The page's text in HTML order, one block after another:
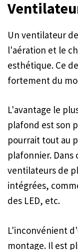
Un ventilateur
l'aération et le
esthétique. Ce
fortement du
L'avantage le
plafond est son
pourrait tout au
plafonnier. Dans
ventilateurs de
intégrées,
des LED, etc.
L'inconvénient
montage. Il est